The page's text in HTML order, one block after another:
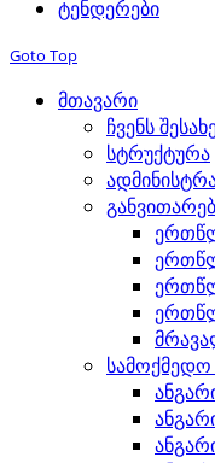
ტენდერები
Goto Top
მთავარი
ჩვენს
სტრუქტურა
სამოქმედო